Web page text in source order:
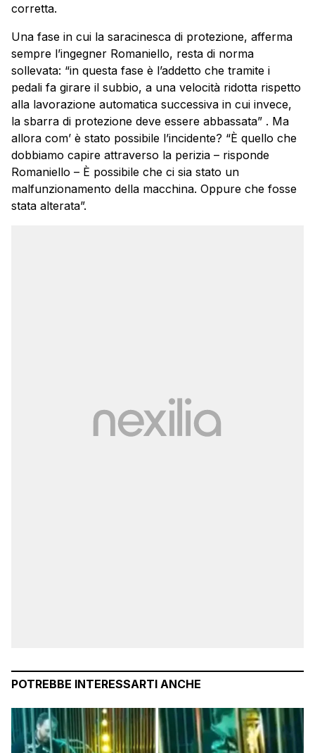
corretta.
Una fase in cui la saracinesca di protezione, afferma
sempre l’ingegner Romaniello, resta di norma
sollevata: “in questa fase è l’addetto che tramite i
pedali fa girare il subbio, a una velocità ridotta rispetto
alla lavorazione automatica successiva in cui invece,
la sbarra di protezione deve essere abbassata” . Ma
allora com’ è stato possibile l’incidente? “È quello che
dobbiamo capire attraverso la perizia – risponde
Romaniello – È possibile che ci sia stato un
malfunzionamento della macchina. Oppure che fosse
stata alterata”.
POTREBBE INTERESSARTI ANCHE